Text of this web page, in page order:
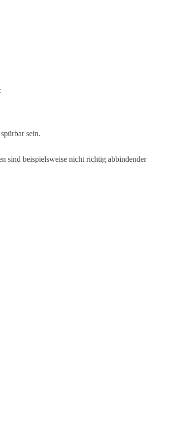
sein.
sind beispielsweise nicht richtig abbindender